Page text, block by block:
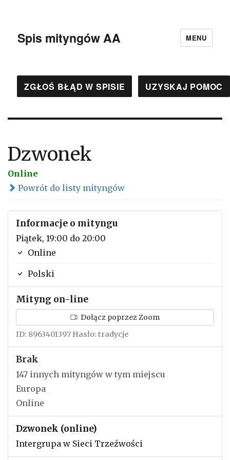
Spis mityngów AA MENU
ZGŁOŚ BŁĄD W SPISIE UZYSKAJ POMOC
Dzwonek
Online
Powrót do listy mityngów
Informacje o mityngu
Piątek, 19:00 do 20:00
Online
Polski
Mityng on-line
Dołącz poprzez Zoom
ID: 8963401397 Hasło: tradycje
Brak
147 innych mityngów w tym miejscu
Europa
Online
Dzwonek (online)
Intergrupa w Sieci Trzeźwości